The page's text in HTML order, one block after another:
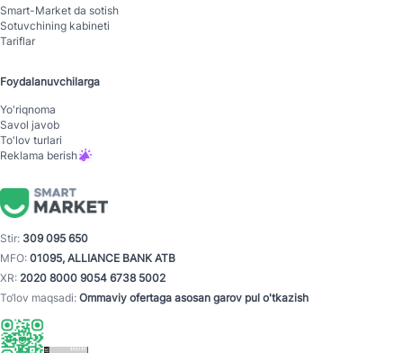
Smart-Mаrket da sotish
Sotuvchining kabineti
Tariflar
Foydalanuvchilarga
Yo'riqnoma
Savol javob
To'lov turlari
Reklama berish
Stir: 309 095 650
MFO: 01095, ALLIANCE BANK ATB
XR: 2020 8000 9054 6738 5002
To‘lov maqsadi: Ommaviy ofertaga asosan garov pul o'tkazish